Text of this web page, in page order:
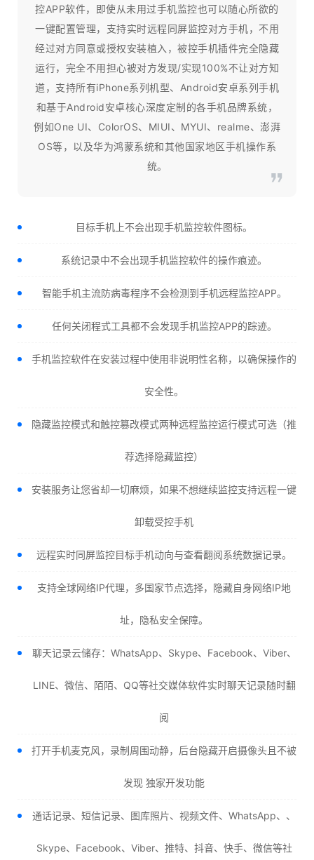
控APP软件，即使从未用过手机监控也可以随心所欲的
一键配置管理，支持实时远程同屏监控对方手机，不用
经过对方同意或授权安装植入，被控手机插件完全隐藏
运行，完全不用担心被对方发现/实现100%不让对方知
道，支持所有iPhone系列机型、Android安卓系列手机
和基于Android安卓核心深度定制的各手机品牌系统，
例如One UI、ColorOS、MIUI、MYUI、realme、澎湃
OS等，以及华为鸿蒙系统和其他国家地区手机操作系
统。
目标手机上不会出现手机监控软件图标。
系统记录中不会出现手机监控软件的操作痕迹。
智能手机主流防病毒程序不会检测到手机远程监控APP。
任何关闭程式工具都不会发现手机监控APP的踪迹。
手机监控软件在安装过程中使用非说明性名称，以确保操作的
安全性。
隐藏监控模式和触控篡改模式两种远程监控运行模式可选（推
荐选择隐藏监控）
安装服务让您省却一切麻烦，如果不想继续监控支持远程一键
卸载受控手机
远程实时同屏监控目标手机动向与查看翻阅系统数据记录。
支持全球网络IP代理，多国家节点选择，隐藏自身网络IP地
址，隐私安全保障。
聊天记录云储存：WhatsApp、Skype、Facebook、Viber、
LINE、微信、陌陌、QQ等社交媒体软件实时聊天记录随时翻
阅
打开手机麦克风，录制周围动静，后台隐藏开启摄像头且不被
发现 独家开发功能
通话记录、短信记录、图库照片、视频文件、WhatsApp、、
Skype、Facebook、Viber、推特、抖音、快手、微信等社